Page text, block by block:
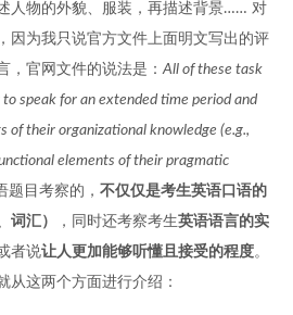
人物的外貌、服装，再描述背景…… 对
因为我只说官方文件上面明文写出的评
，官网文件的说法是：All of these task
speak for an extended time period and
of their organizational knowledge (e.g.,
elements of their pragmatic
题目考察的， 不仅仅是考生英语口语的
词汇）
，同时还考察考生英语语言的实
者说让人更加能够听懂且接受的程度。
从这两个方面进行介绍：